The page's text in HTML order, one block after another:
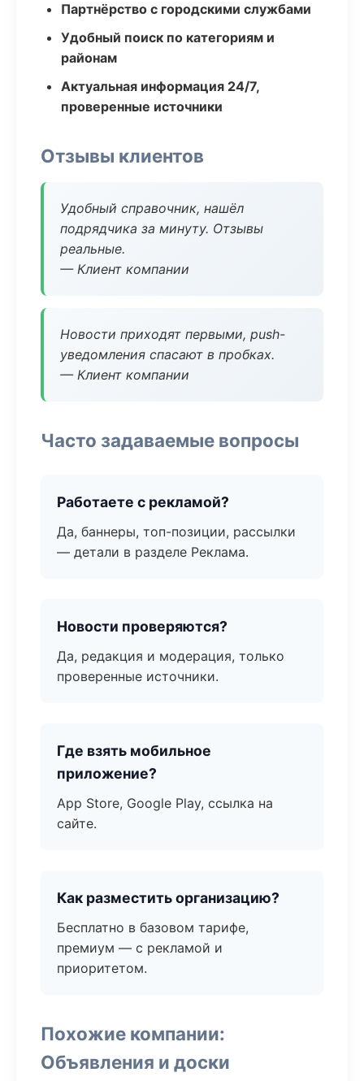
Партнёрство с городскими службами
Удобный поиск по категориям и
районам
Актуальная информация 24/7,
проверенные источники
Отзывы клиентов
Удобный справочник, нашёл
подрядчика за минуту. Отзывы
реальные.
— Клиент компании
Новости приходят первыми, push-
уведомления спасают в пробках.
— Клиент компании
Часто задаваемые вопросы
Работаете с рекламой?
Да, баннеры, топ-позиции, рассылки
— детали в разделе Реклама.
Новости проверяются?
Да, редакция и модерация, только
проверенные источники.
Где взять мобильное
приложение?
App Store, Google Play, ссылка на
сайте.
Как разместить организацию?
Бесплатно в базовом тарифе,
премиум — с рекламой и
приоритетом.
Похожие компании:
Объявления и доски